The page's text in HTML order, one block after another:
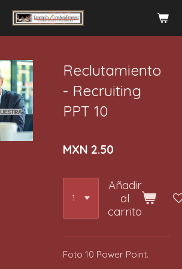
Reclutamiento
- Recruiting
PPT 10
MXN 2.50
Añadir
al
carrito
Foto 10 Power Point.